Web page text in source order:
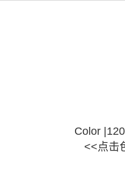
Color
<<点击